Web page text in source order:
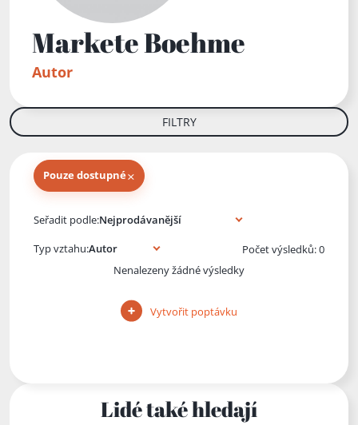
Markete Boehme
Autor
FILTRY
Pouze dostupné×
Seřadit podle:
Typ vztahu:
Počet výsledků: 0
Nenalezeny žádné výsledky
Vytvořit poptávku
Lidé také hledají